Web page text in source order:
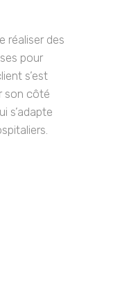
réaliser des
pour
s’est
son côté
s’adapte